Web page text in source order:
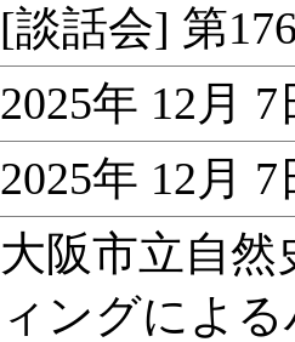
[談話会] 第
2025年 12月
2025年 12月
大阪市立自然
ィングによ